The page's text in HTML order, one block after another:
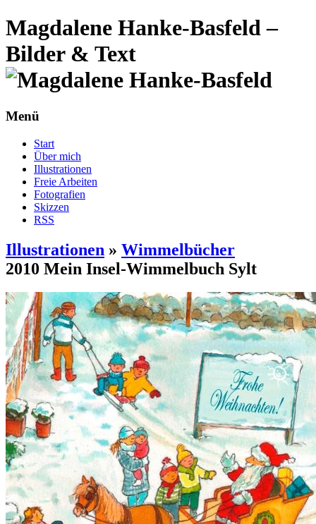
Magdalene Hanke-Basfeld –
Bilder & Text
Menü
Start
Über mich
Illustrationen
Freie Arbeiten
Fotografien
Skizzen
RSS
Illustrationen » Wimmelbücher
2010 Mein Insel-Wimmelbuch Sylt